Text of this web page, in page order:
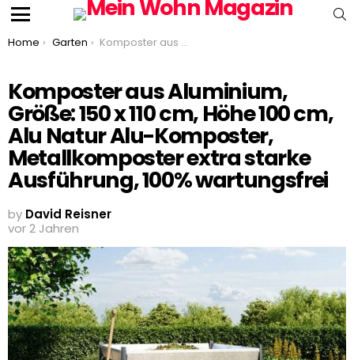
You are here:
Home Garten Komposter aus Aluminium, Größe: 150 x 110 cm, Höhe 100 cm, Alu Natur Alu-Komposter, Metallkomposter extra starke Ausführung, 100% wartungsfrei
Komposter aus Aluminium,
Größe: 150 x 110 cm, Höhe 100 cm,
Alu Natur Alu-Komposter,
Metallkomposter extra starke
Ausführung, 100% wartungsfrei
by David Reisner
vor 2 Jahren